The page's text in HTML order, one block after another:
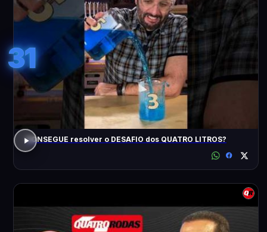
31
CONSEGUE resolver o DESAFIO dos QUATRO LITROS?